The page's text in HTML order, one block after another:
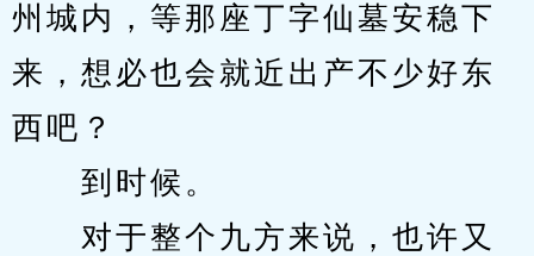
州城内，等那座丁字仙墓安稳下
来，想必也会就近出产不少好东
西吧？
到时候。
对于整个九方来说，也许又